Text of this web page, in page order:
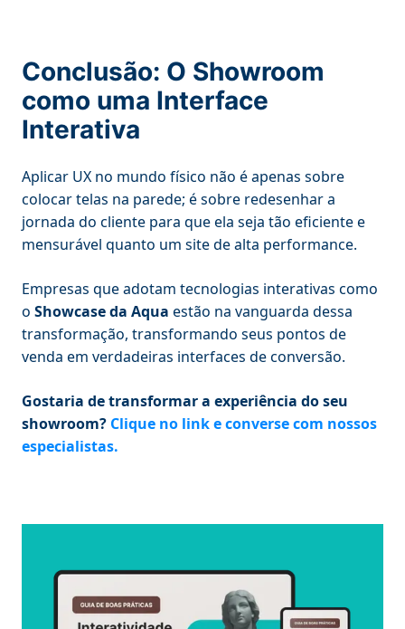
Conclusão: O Showroom
como uma Interface
Interativa
Aplicar UX no mundo físico não é apenas sobre
colocar telas na parede; é sobre redesenhar a
jornada do cliente para que ela seja tão eficiente e
mensurável quanto um site de alta performance.
Empresas que adotam tecnologias interativas como
o Showcase da Aqua estão na vanguarda dessa
transformação, transformando seus pontos de
venda em verdadeiras interfaces de conversão.
Gostaria de transformar a experiência do seu
showroom? Clique no link e converse com nossos
especialistas.